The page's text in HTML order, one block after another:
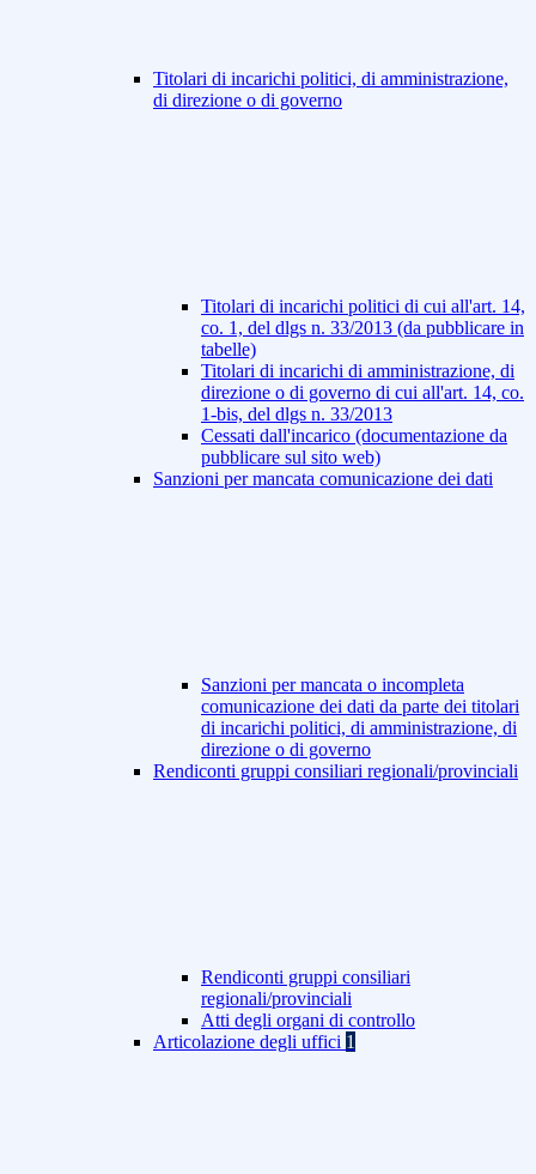
Titolari di incarichi politici, di amministrazione,
di direzione o di governo
Titolari di incarichi politici di cui all'art. 14,
co. 1, del dlgs n. 33/2013 (da pubblicare in
tabelle)
Titolari di incarichi di amministrazione, di
direzione o di governo di cui all'art. 14, co.
1-bis, del dlgs n. 33/2013
Cessati dall'incarico (documentazione da
pubblicare sul sito web)
Sanzioni per mancata comunicazione dei dati
Sanzioni per mancata o incompleta
comunicazione dei dati da parte dei titolari
di incarichi politici, di amministrazione, di
direzione o di governo
Rendiconti gruppi consiliari regionali/provinciali
Rendiconti gruppi consiliari
regionali/provinciali
Atti degli organi di controllo
Articolazione degli uffici 1